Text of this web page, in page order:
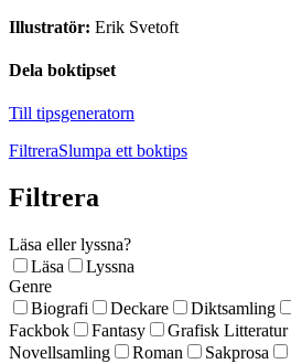
Illustratör: Erik Svetoft
Dela boktipset
Till tipsgeneratorn
FiltreraSlumpa ett boktips
Filtrera
Läsa eller lyssna?
Läsa
Lyssna
Genre
Biografi
Deckare Diktsamling
Fackbok
Fantasy Grafisk Litteratur
Novellsamling
Roman Sakprosa